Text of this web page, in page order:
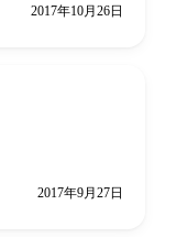
2017年10月26日
2017年9月27日